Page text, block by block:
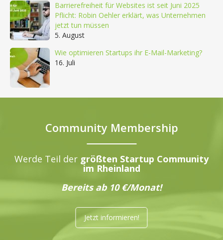
Barrierefreiheit für Websites ist seit Juni 2025
Pflicht: Robin Oehler erklärt, was Unternehmen
jetzt tun müssen
5. August
Wie optimieren Startups ihr E-Mail-Marketing?
16. Juli
Community Membership
Werde Teil der größten Startup Community
im Rheinland
Bereits ab 10 €/Monat!
Jetzt informieren!